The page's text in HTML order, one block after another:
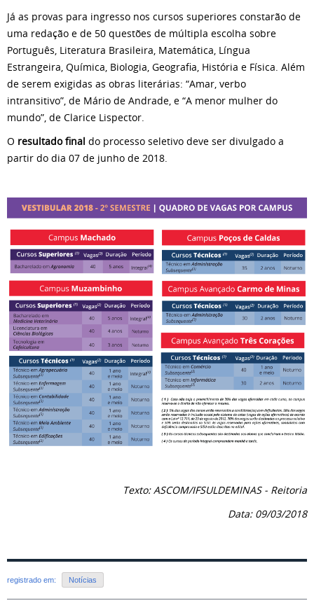
Já as provas para ingresso nos cursos superiores constarão de
uma redação e de 50 questões de múltipla escolha sobre
Português, Literatura Brasileira, Matemática, Língua
Estrangeira, Química, Biologia, Geografia, História e Física. Além
de serem exigidas as obras literárias: “Amar, verbo
intransitivo”, de Mário de Andrade, e “A menor mulher do
mundo”, de Clarice Lispector.
O resultado final do processo seletivo deve ser divulgado a
partir do dia 07 de junho de 2018.
Texto: ASCOM/IFSULDEMINAS - Reitoria
Data: 09/03/2018
registrado em: Notícias